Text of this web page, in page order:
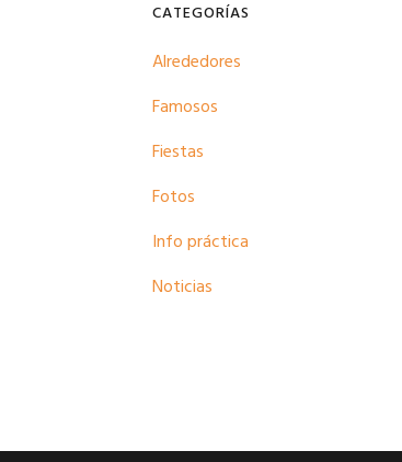
CATEGORÍAS
Alrededores
Famosos
Fiestas
Fotos
Info práctica
Noticias